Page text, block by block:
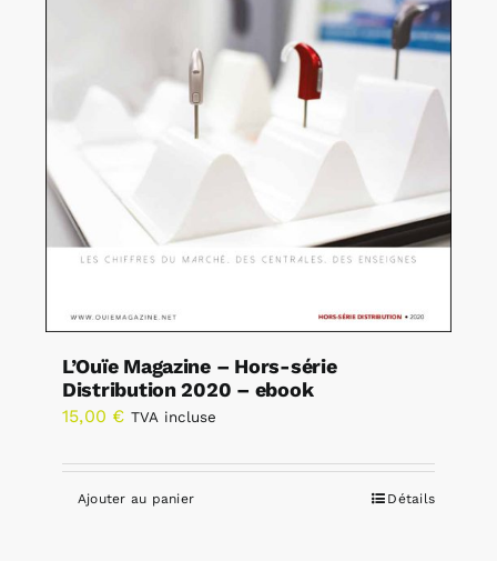
L’Ouïe Magazine – Hors-série
Distribution 2020 – ebook
15,00 € TVA incluse
Ajouter au panier Détails